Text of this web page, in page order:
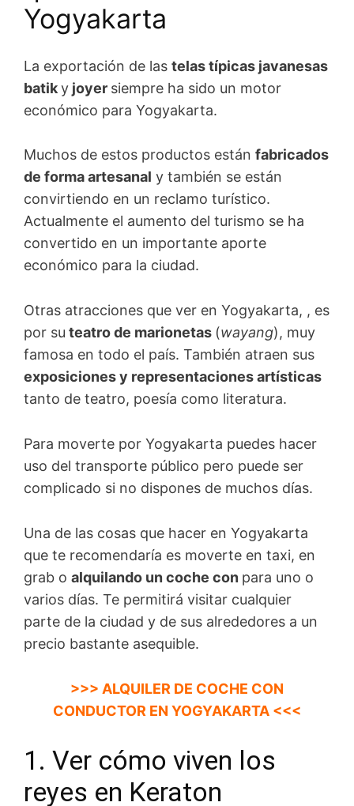
Yogyakarta
La exportación de las telas típicas javanesas
batiky joyer siempre ha sido un motor
económico para Yogyakarta.
Muchos de estos productos están fabricados
de forma artesanal y también se están
convirtiendo en un reclamo turístico.
Actualmente el aumento del turismo se ha
convertido en un importante aporte
económico para la ciudad.
Otras atracciones que ver en Yogyakarta, , es
por su teatro de marionetas (wayang), muy
famosa en todo el país. También atraen sus
exposiciones y representaciones artísticas
tanto de teatro, poesía como literatura.
Para moverte por Yogyakarta puedes hacer
uso del transporte público pero puede ser
complicado si no dispones de muchos días.
Una de las cosas que hacer en Yogyakarta
que te recomendaría es moverte en taxi, en
grab o alquilando un coche con para uno o
varios días. Te permitirá visitar cualquier
parte de la ciudad y de sus alrededores a un
precio bastante asequible.
>>> ALQUILER DE COCHE CON
CONDUCTOR EN YOGYAKARTA <<<
1. Ver cómo viven los
reyes en Keraton